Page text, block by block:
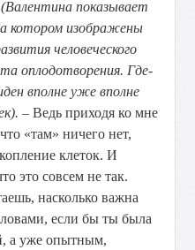
показывает
котором изображены
человеческого
оплодотворения. Где-
вполне уже вполне
– Ведь приходя ко мне
«там» ничего нет,
клеток. И
это совсем не так.
насколько важна
если бы ты была
а уже опытным,